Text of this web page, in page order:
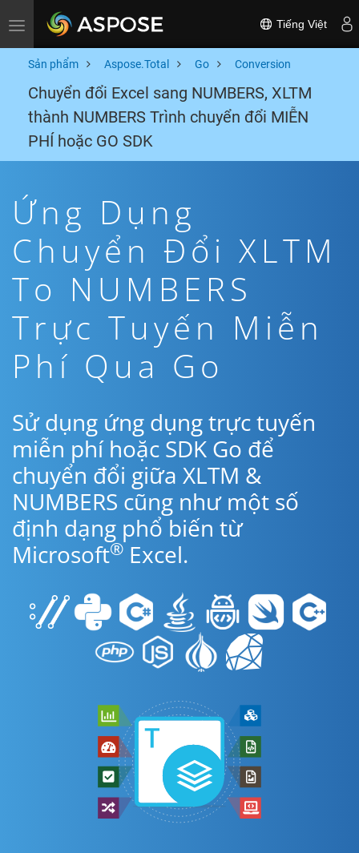
Toggle navigation Tiếng Việt
Sản phẩm Aspose.Total Go Conversion
Chuyển đổi Excel sang NUMBERS, XLTM
thành NUMBERS Trình chuyển đổi MIỄN
PHÍ hoặc GO SDK
Ứng Dụng
Chuyển Đổi XLTM
To NUMBERS
Trực Tuyến Miễn
Phí Qua Go
Sử dụng ứng dụng trực tuyến
miễn phí hoặc SDK Go để
chuyển đổi giữa XLTM &
NUMBERS cũng như một số
định dạng phổ biến từ
Microsoft® Excel.